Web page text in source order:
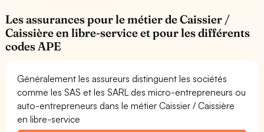
Les assurances pour le métier de Caissier /
Caissière en libre-service et pour les différents
codes APE
Généralement les assureurs distinguent les sociétés
comme les SAS et les SARL des micro-entrepreneurs ou
auto-entrepreneurs dans le métier Caissier / Caissière
en libre-service